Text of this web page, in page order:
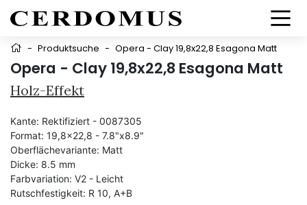
- Produktsuche - Opera - Clay 19,8x22,8 Esagona Matt
Opera - Clay 19,8x22,8 Esagona Matt
Holz-Effekt
Kante: Rektifiziert - 0087305
Format: 19,8x22,8 - 7.8"x8.9"
Oberflächevariante: Matt
Dicke: 8.5 mm
Farbvariation: V2 - Leicht
Rutschfestigkeit: R 10, A+B